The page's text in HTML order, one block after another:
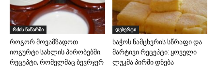
რძის ნაწარმი
როგორ მოვამზადოთ
იოგურტი სახლის პირობებში.
რეცეპტი, რომელმაც ბევრჯერ
დესერტი
ხაჭოს ნამცხვრის სწრაფი და
მარტივი რეცეპტი: ყოველი
ლუკმა პირში დნება